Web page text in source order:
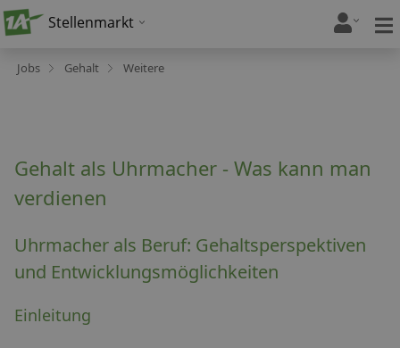
Stellenmarkt
Jobs Gehalt Weitere
Gehalt als Uhrmacher - Was kann man
verdienen
Uhrmacher als Beruf: Gehaltsperspektiven
und Entwicklungsmöglichkeiten
Einleitung